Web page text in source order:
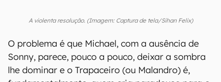
A violenta resolução. (Imagem: Captura de tela/Sihan Felix)
O problema é que Michael, com a ausência de
Sonny, parece, pouco a pouco, deixar a sombra
lhe dominar e o Trapaceiro (ou Malandro) é,